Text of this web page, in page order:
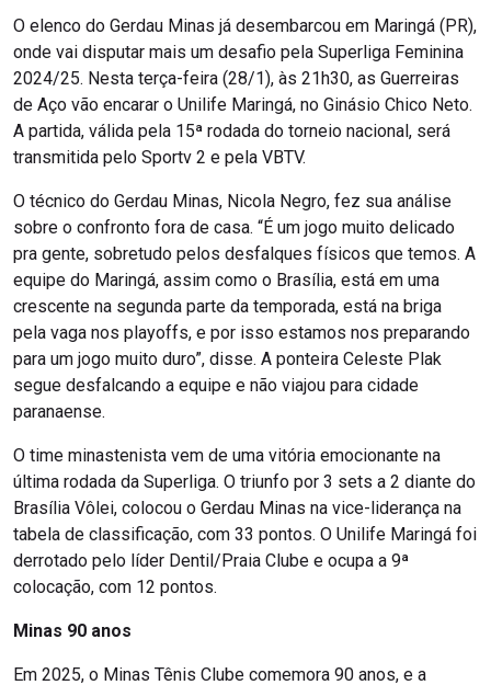
O elenco do Gerdau Minas já desembarcou em Maringá (PR),
onde vai disputar mais um desafio pela Superliga Feminina
2024/25. Nesta terça-feira (28/1), às 21h30, as Guerreiras
de Aço vão encarar o Unilife Maringá, no Ginásio Chico Neto.
A partida, válida pela 15ª rodada do torneio nacional, será
transmitida pelo Sportv 2 e pela VBTV.
O técnico do Gerdau Minas, Nicola Negro, fez sua análise
sobre o confronto fora de casa. “É um jogo muito delicado
pra gente, sobretudo pelos desfalques físicos que temos. A
equipe do Maringá, assim como o Brasília, está em uma
crescente na segunda parte da temporada, está na briga
pela vaga nos playoffs, e por isso estamos nos preparando
para um jogo muito duro”, disse. A ponteira Celeste Plak
segue desfalcando a equipe e não viajou para cidade
paranaense.
O time minastenista vem de uma vitória emocionante na
última rodada da Superliga. O triunfo por 3 sets a 2 diante do
Brasília Vôlei, colocou o Gerdau Minas na vice-liderança na
tabela de classificação, com 33 pontos. O Unilife Maringá foi
derrotado pelo líder Dentil/Praia Clube e ocupa a 9ª
colocação, com 12 pontos.
Minas 90 anos
Em 2025, o Minas Tênis Clube comemora 90 anos, e a